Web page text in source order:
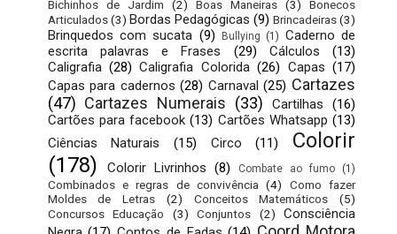
Bichinhos de Jardim (2) Boas Maneiras (3)
Bonecos
Articulados (3) Bordas Pedagógicas (9) Brincadeiras(3)
Brinquedos com sucata (9) Bullying (1) Caderno de
escrita palavras e Frases
(29) Cálculos
(13)
Caligrafia (28) Caligrafia Colorida (26) Capas (17)
Capas para cadernos (28) Carnaval (25) Cartazes
(47) Cartazes Numerais (33) Cartilhas
(16)
Cartões para facebook (13) Cartões Whatsapp (13)
Ciências Naturais
(15) Circo (11)
Colorir
(178)
Colorir Livrinhos (8) Combate ao fumo (1)
Combinados e regras de convivência (4)
Como fazer
Moldes de Letras
(2) Conceitos Matemáticos
(5)
Concursos Educação
(3) Conjuntos (2)
Consciência